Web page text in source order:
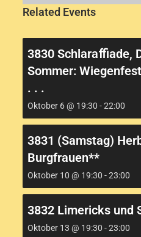
Related Events
3830 Schlaraﬃade,
Sommer:
. . .
Oktober 6 @ 19:30 -22:00
3831 (Samstag)
Burgfrauen**
Oktober 10 @ 19:30 -23:00
3832 Limericks und
Oktober 13 @ 19:30 -23:00